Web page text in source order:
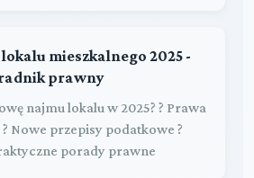
mieszkalnego 2025 -
prawny
najmu lokalu w 2025? ? Prawa
Nowe przepisy podatkowe ?
porady prawne